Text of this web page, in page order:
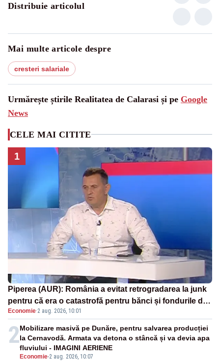
Distribuie articolul
Mai multe articole despre
cresteri salariale
Urmărește știrile Realitatea de Calarasi și pe Google
News
CELE MAI CITITE
1
Piperea (AUR): România a evitat retrogradarea la junk
pentru că era o catastrofă pentru bănci și fondurile de
pensii
Economie·2 aug. 2026, 10:01
2
Economie-2 aug. 2026, 10:07
Mobilizare masivă pe Dunăre, pentru salvarea producției
la Cernavodă. Armata va detona o stâncă și va devia apa
fluviului - IMAGINI AERIENE